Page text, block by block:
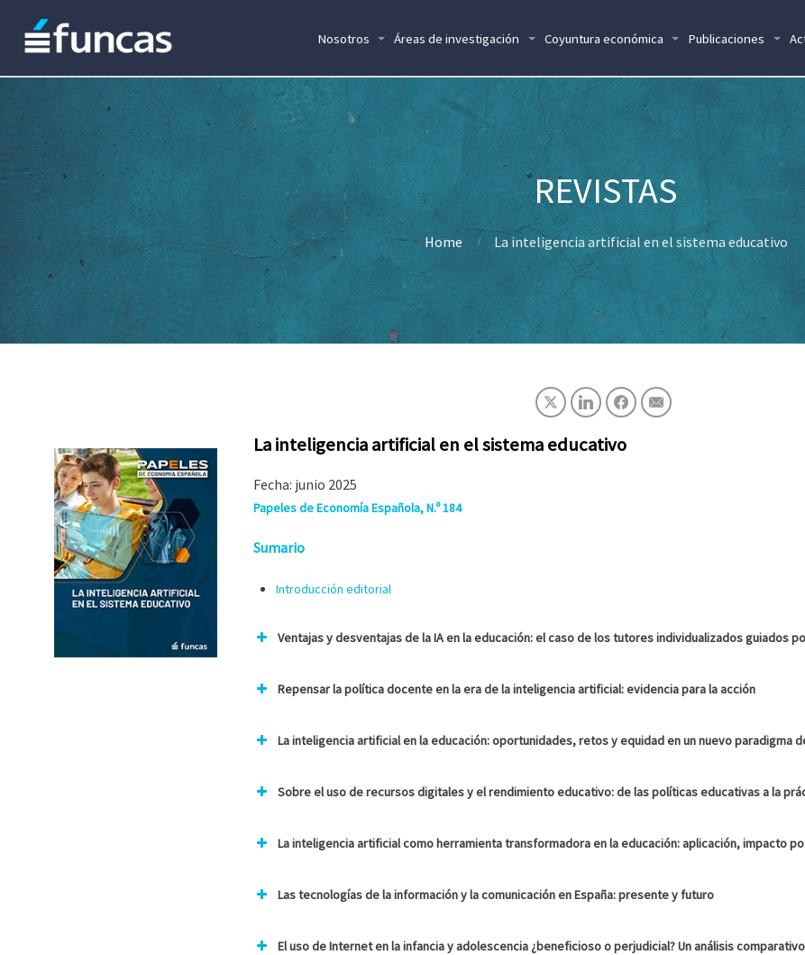
Nosotros Áreas de investigación Coyuntura económica Publicaciones
Home La inteligencia artificial en el sistema educativo
La inteligencia artificial en el sistema educativo
Fecha: junio 2025
Papeles de Economía Española, N.º 184
Sumario
Introducción editorial
Ventajas y desventajas de la IA en la educación: el caso de los tutores individualizados guiados
Repensar la política docente en la era de la inteligencia artificial: evidencia para la acción
La inteligencia artificial en la educación: oportunidades, retos y equidad en un nuevo paradigma
Sobre el uso de recursos digitales y el rendimiento educativo: de las políticas educativas a la
La inteligencia artificial como herramienta transformadora en la educación: aplicación, impacto
Las tecnologías de la información y la comunicación en España: presente y futuro
El uso de Internet en la infancia y adolescencia ¿beneficioso o perjudicial? Un análisis